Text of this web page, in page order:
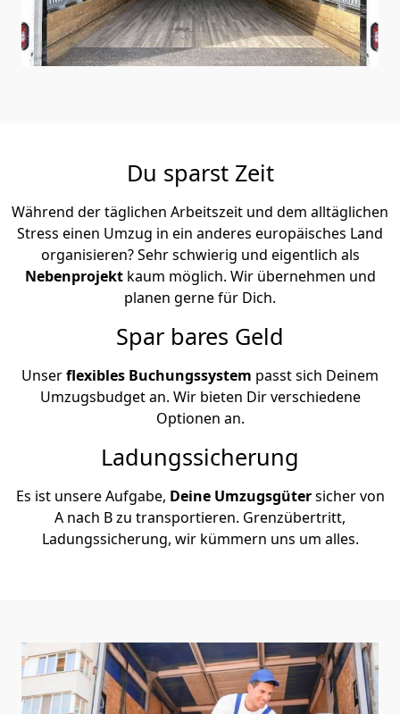
Du sparst Zeit
Während der täglichen Arbeitszeit und dem alltäglichen
Stress einen Umzug in ein anderes europäisches Land
organisieren? Sehr schwierig und eigentlich als
Nebenprojekt kaum möglich. Wir übernehmen und
planen gerne für Dich.
Spar bares Geld
Unserflexibles Buchungssystem passt sich Deinem
Umzugsbudget an. Wir bieten Dir verschiedene
Optionen an.
Ladungssicherung
Es ist unsere Aufgabe, Deine Umzugsgütersicher von
A nach B zu transportieren. Grenzübertritt,
Ladungssicherung, wir kümmern uns um alles.